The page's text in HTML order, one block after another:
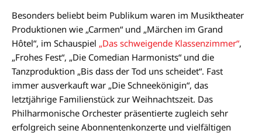
Besonders beliebt beim Publikum waren im Musiktheater
Produktionen wie „Carmen“ und „Märchen im Grand
Hôtel“, im Schauspiel „Das schweigende Klassenzimmer“,
„Frohes Fest“, „Die Comedian Harmonists“ und die
Tanzproduktion „Bis dass der Tod uns scheidet“. Fast
immer ausverkauft war „Die Schneekönigin“, das
letztjährige Familienstück zur Weihnachtszeit. Das
Philharmonische Orchester präsentierte zugleich sehr
erfolgreich seine Abonnentenkonzerte und vielfältigen